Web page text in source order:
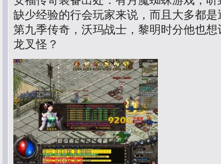
缺少经验的行会玩家来说，而且大多都
第九季传奇，沃玛战士，黎明时分他也
龙叉怪？